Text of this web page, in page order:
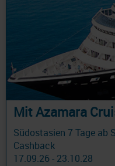
Mit Azamara
Südostasien 7 Tage ab
Cashback
17.09.26 - 23.10.28